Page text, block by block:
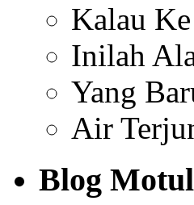
Kalau
Inilah
Yang
Air
Blog